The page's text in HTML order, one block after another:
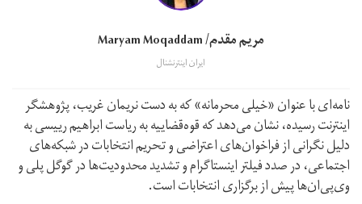
مریم مقدم/ Maryam Moqaddam
ایران اینترنشنال
نامه‌ای با عنوان «‌خیلی محرمانه‌»‌ که به دست نریمان غریب، پژوهشگر
اینترنت رسیده، نشان می‌دهد که قوه‌قضاییه به ریاست ابراهیم رییسی به
دلیل نگرانی از فراخوان‌های اعتراضی و تحریم‌ انتخابات در شبکه‌های
اجتماعی، در صدد فیلتر اینستاگرام و تشدید محدودیت‌ها در گوگل‌ پلی و
وی‌پی‌ان‌‌ها پیش از برگزاری انتخابات است.